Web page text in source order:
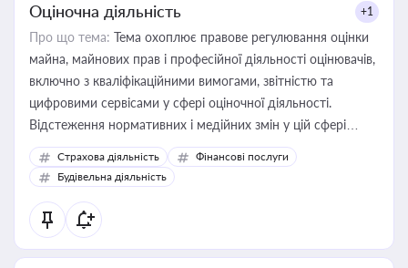
Оціночна діяльність +1
Про що тема: Тема охоплює правове регулювання оцінки
майна, майнових прав і професійної діяльності оцінювачів,
включно з кваліфікаційними вимогами, звітністю та
цифровими сервісами у сфері оціночної діяльності.
Відстеження нормативних і медійних змін у цій сфері
корисне для власника бізнесу, керівника, юриста або
бухгалтера під час оподаткування, приватизації, оренди
державного майна, корпоративних угод і перевірки
статусу суб'єктів оціночної діяльності
Страхова діяльність
Фінансові послуги
Будівельна діяльність